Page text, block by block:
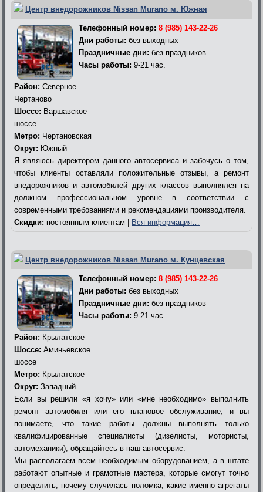
Центр внедорожников Nissan Murano м. Южная
Телефонный номер: 8 (985) 143-22-26
Дни работы: без выходных
Праздничные дни: без праздников
Часы работы: 9-21 час.
Район: Северное
Чертаново
Шоссе: Варшавское
шоссе
Метро: Чертановская
Округ: Южный
Я являюсь директором данного автосервиса и забочусь о том,
чтобы клиенты оставляли положительные отзывы, а ремонт
внедорожников и автомобилей других классов выполнялся на
должном профессиональном уровне в соответствии с
современными требованиями и рекомендациями производителя.
Скидки: постоянным клиентам | Вся информация…
Центр внедорожников Nissan Murano м. Кунцевская
Телефонный номер: 8 (985) 143-22-26
Дни работы: без выходных
Праздничные дни: без праздников
Часы работы: 9-21 час.
Район: Крылатское
Шоссе: Аминьевское
шоссе
Метро: Крылатское
Округ: Западный
Если вы решили «я хочу» или «мне необходимо» выполнить
ремонт автомобиля или его плановое обслуживание, и вы
понимаете, что такие работы должны выполнять только
квалифицированные специалисты (дизелисты, мотористы,
автомеханики), обращайтесь в наш автосервис.
Мы располагаем всем необходимым оборудованием, а в штате
работают опытные и грамотные мастера, которые смогут точно
определить, почему случилась поломка, какие именно агрегаты